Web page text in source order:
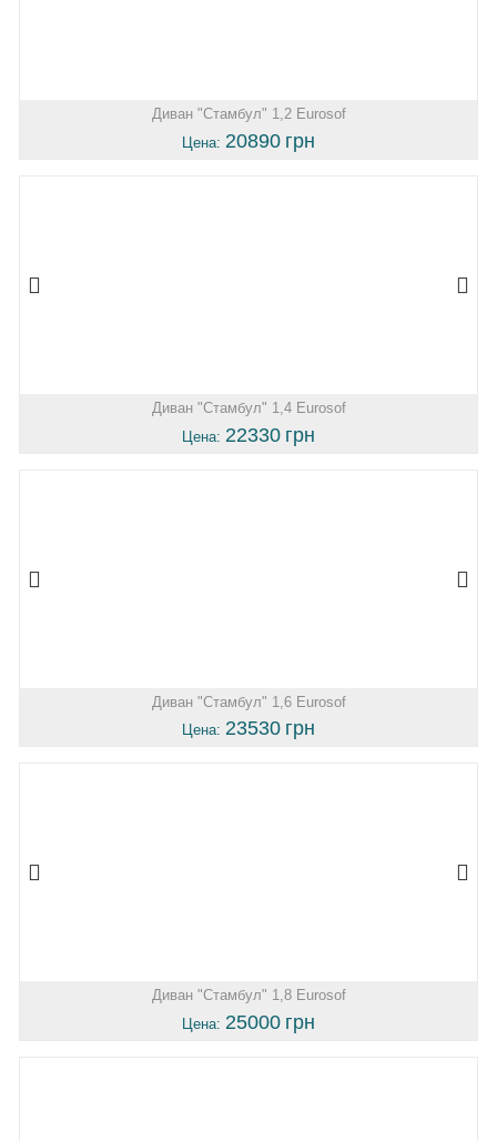
Диван "Стамбул" 1,2 Eurosof
Цена: 20890 грн
Диван "Стамбул" 1,4 Eurosof
Цена: 22330 грн
Диван "Стамбул" 1,6 Eurosof
Цена: 23530 грн
Диван "Стамбул" 1,8 Eurosof
Цена: 25000 грн